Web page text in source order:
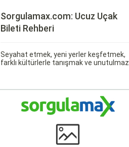
Sorgulamax.com: Ucuz Uçak
Bileti Rehberi
Seyahat etmek, yeni yerler keşfetmek,
farklı kültürlerle tanışmak ve unutulmaz